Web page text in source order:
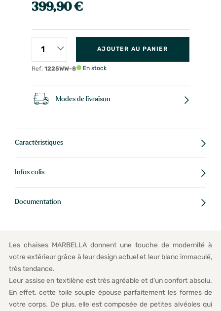
399,90 €
Ref. 1225WW-8
AJOUTER AU PANIER
En stock
Modes de livraison
Caractéristiques
Infos colis
Documentation
Les chaises MARBELLA donnent une touche de modernité à
votre extérieur grâce à leur design actuel et leur blanc immaculé,
très tendance.
Leur assise en textilène est très agréable et d’un confort absolu.
En effet, cette toile souple épouse parfaitement les formes de
votre corps. De plus, elle est composée de petites alvéoles qui